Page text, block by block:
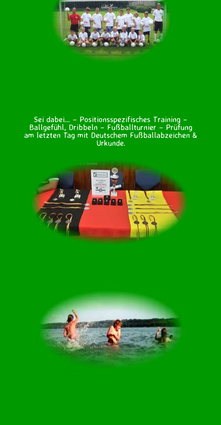
Kinderlandes Trainieren wie die Profis – Technik
und Taktikschulung – Spielformen, Passen,
Koordination, Ballan- & -mitnahme, Torschuss,
Finten, Flugbälle. Kurz unser Fußballcamp /
Fußballschule / Fussballcamp / Fussballschule ist
bestens geeignet um Euer fußballerisches know
how weiterzuentwickeln. Fussball satt, eine Woche
lang im Fussball – Ferienlager / Fussball –
Sei dabei… – Positionsspezifisches Training –
Ballgefühl, Dribbeln – Fußballturnier – Prüfung
am letzten Tag mit Deutschem Fußballabzeichen &
Urkunde.